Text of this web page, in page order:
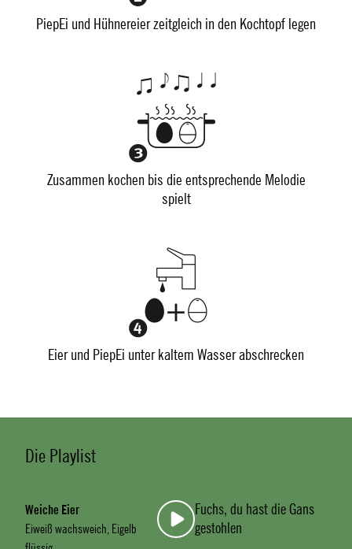
PiepEi und Hühnereier zeitgleich in den Kochtopf legen
Zusammen kochen bis die entsprechende Melodie
spielt
Eier und PiepEi unter kaltem Wasser abschrecken
Die Playlist
Weiche Eier
Eiweiß wachsweich, Eigelb
Fuchs, du hast die Gans
gestohlen